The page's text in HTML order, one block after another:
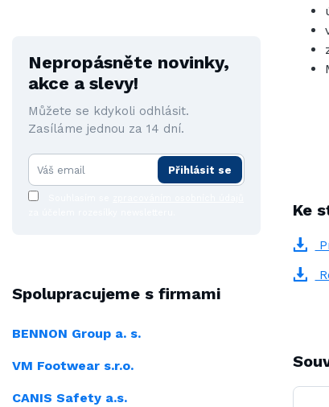
Nepropásněte novinky,
akce a slevy!
Můžete se kdykoli odhlásit.
Zasíláme jednou za 14 dní.
Přihlásit se
Spolupracujeme s firmami
BENNON Group a. s.
VM Footwear s.r.o.
CANIS Safety a.s.
Ke